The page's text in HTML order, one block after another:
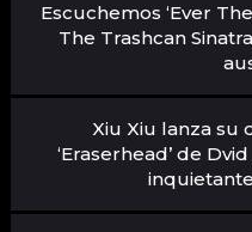
Escuchemos ‘Ever
The Trashcan
Xiu Xiu lanza su
‘Eraserhead’ de